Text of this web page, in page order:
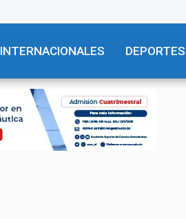
INTERNACIONALES DEPORTES